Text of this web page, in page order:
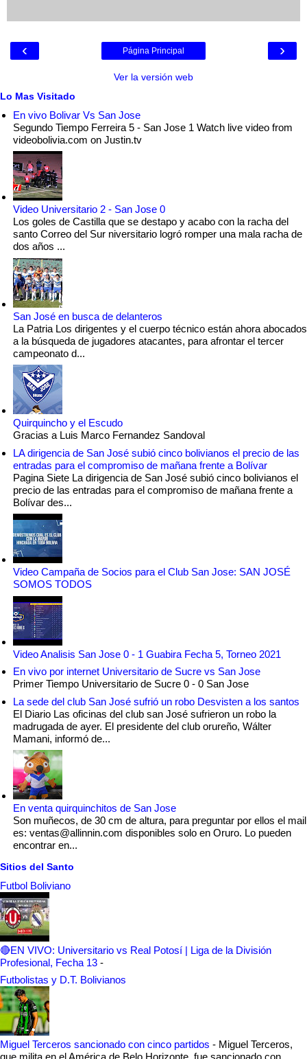
‹ ›
Página Principal
Ver la versión web
Lo Mas Visitado
En vivo Bolivar Vs San Jose
Segundo Tiempo Ferreira 5 - San Jose 1 Watch live video from
videobolivia.com on Justin.tv
Video Universitario 2 - San Jose 0
Los goles de Castilla que se destapo y acabo con la racha del
santo Correo del Sur niversitario logró romper una mala racha de
dos años ...
San José en busca de delanteros
La Patria Los dirigentes y el cuerpo técnico están ahora abocados
a la búsqueda de jugadores atacantes, para afrontar el tercer
campeonato d...
Quirquincho y el Escudo
Gracias a Luis Marco Fernandez Sandoval
LA dirigencia de San José subió cinco bolivianos el precio de las
entradas para el compromiso de mañana frente a Bolívar
Pagina Siete La dirigencia de San José subió cinco bolivianos el
precio de las entradas para el compromiso de mañana frente a
Bolívar des...
Video Campaña de Socios para el Club San Jose: SAN JOSÉ
SOMOS TODOS
Video Analisis San Jose 0 - 1 Guabira Fecha 5, Torneo 2021
En vivo por internet Universitario de Sucre vs San Jose
Primer Tiempo Universitario de Sucre 0 - 0 San Jose
La sede del club San José sufrió un robo Desvisten a los santos
El Diario Las oficinas del club san José sufrieron un robo la
madrugada de ayer. El presidente del club orureño, Wálter
Mamani, informó de...
En venta quirquinchitos de San Jose
Son muñecos, de 30 cm de altura, para preguntar por ellos el mail
es: ventas@allinnin.com disponibles solo en Oruro. Lo pueden
encontrar en...
Sitios del Santo
Futbol Boliviano
🔴EN VIVO: Universitario vs Real Potosí | Liga de la División
Profesional, Fecha 13 -
Futbolistas y D.T. Bolivianos
Miguel Terceros sancionado con cinco partidos - Miguel Terceros,
que milita en el América de Belo Horizonte, fue sancionado con